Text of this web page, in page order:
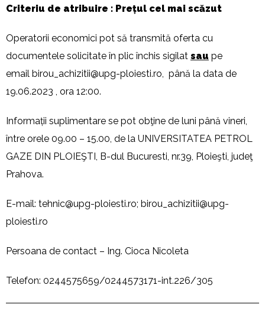
Criteriu de atribuire : Prețul cel mai scăzut
Operatorii economici pot să transmită oferta cu
documentele solicitate în plic închis sigilat sau pe
email birou_achizitii@upg-ploiesti.ro, până la data de
19.06.2023 , ora 12:00.
Informații suplimentare se pot obţine de luni până vineri,
între orele 09.00 – 15.00, de la UNIVERSITATEA PETROL
GAZE DIN PLOIEŞTI, B-dul Bucuresti, nr.39, Ploieşti, judeţ
Prahova.
E-mail: tehnic@upg-ploiesti.ro; birou_achizitii@upg-
ploiesti.ro
Persoana de contact – Ing. Cioca Nicoleta
Telefon: 0244575659/0244573171-int.226/305